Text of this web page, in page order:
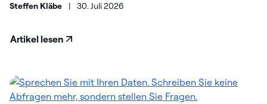
Steffen Kläbe | 30. Juli 2026
Artikel lesen